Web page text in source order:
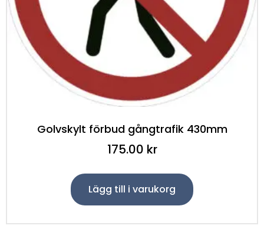
Golvskylt förbud gångtrafik 430mm
175.00 kr
Lägg till i varukorg